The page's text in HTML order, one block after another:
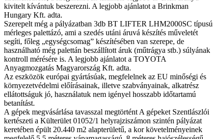
kivitelt kívántuk beszerezni. A legjobb ajánlatot a Brinkman
Hungary Kft. adta.
Szerepelt még a pályázatban 3db BT LIFTER LHM2000SC típusú
mérleges palettázó, ami a szedés utáni áruvá készítés műveletét
segíti, főleg „egységcsomag” készítésében van szerepe, de
használható még palettán beszállított áruk (műtrágya stb.) súlyának
kontroll mérésére is. A legjobb ajánlatot a TOYOTA
Anyagmozgatás Magyarország Kft. adta.
Az eszközök európai gyártásúak, megfelelnek az EU minőségi és
környezetvédelmi előírásainak, illetve szabványainak, alkatrész
ellátottságuk jó, használatuk nem igényel hosszabb időtartamú
betanítást.
A gépek megvásárlása tavasszal megtörtént A gépeket Szentlászlói
kertészeti a Külterület 01052/1 helyrajziszámon szintén pályázat
keretében épült 20.440 m2 alapterületű, a kor követelményeinek